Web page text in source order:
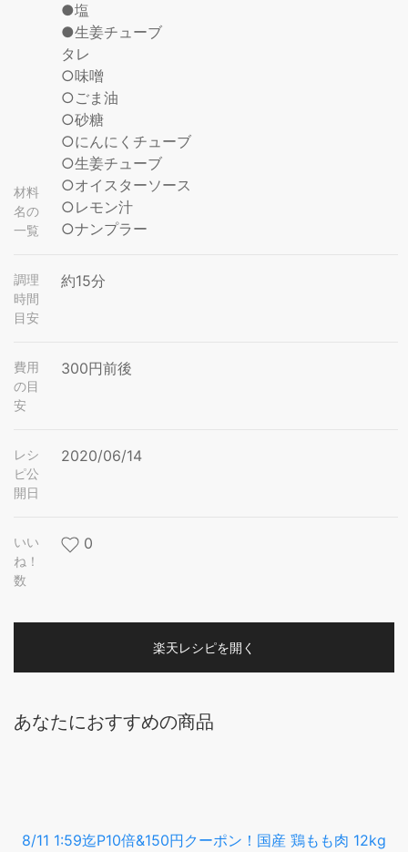
材料
名の
一覧
●塩
●生姜チューブ
タレ
○味噌
○ごま油
○砂糖
○にんにくチューブ
○生姜チューブ
○オイスターソース
○レモン汁
○ナンプラー
調理
時間
目安
約15分
費用
の目
安
300円前後
レシ
ピ公
開日
2020/06/14
いい
ね！
数
0
楽天レシピを開く
あなたにおすすめの商品
料